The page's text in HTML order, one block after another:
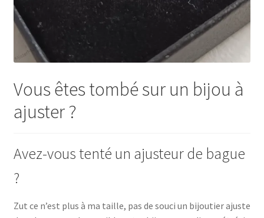
Vous êtes tombé sur un bijou à
ajuster ?
Avez-vous tenté un ajusteur de bague
?
Zut ce n’est plus à ma taille, pas de souci un bijoutier ajuste